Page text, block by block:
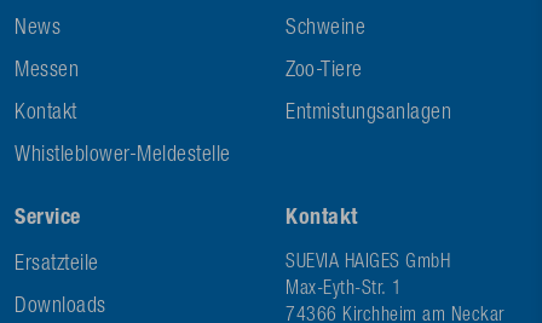
News
Messen
Kontakt
Whistleblower-Meldestelle
Schweine
Zoo-Tiere
Entmistungsanlagen
Service
Ersatzteile
Downloads
Kontakt
SUEVIA HAIGES GmbH
Max-Eyth-Str. 1
74366 Kirchheim am Neckar